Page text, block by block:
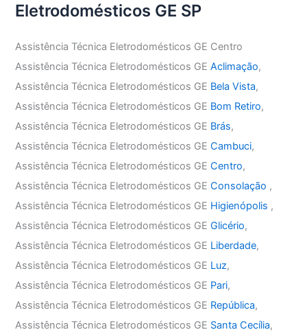
Eletrodomésticos GE SP
Assistência Técnica Eletrodomésticos GE Centro
Assistência Técnica Eletrodomésticos GEAclimação,
Assistência Técnica Eletrodomésticos GE Bela Vista,
Assistência Técnica Eletrodomésticos GE Bom Retiro,
Assistência Técnica Eletrodomésticos GE Brás,
Assistência Técnica Eletrodomésticos GECambuci,
Assistência Técnica Eletrodomésticos GECentro,
Assistência Técnica Eletrodomésticos GEConsolação ,
Assistência Técnica Eletrodomésticos GE Higienópolis ,
Assistência Técnica Eletrodomésticos GEGlicério,
Assistência Técnica Eletrodomésticos GE Liberdade,
Assistência Técnica Eletrodomésticos GE Luz,
Assistência Técnica Eletrodomésticos GE Pari,
Assistência Técnica Eletrodomésticos GE República,
Assistência Técnica Eletrodomésticos GE Santa Cecília,